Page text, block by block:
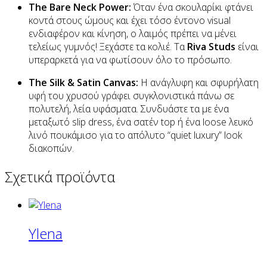
The Bare Neck Power:Όταν ένα σκουλαρίκι φτάνει
κοντά στους ώμους και έχει τόσο έντονο visual
ενδιαφέρον και κίνηση, ο λαιμός πρέπει να μένει
τελείως γυμνός! Ξεχάστε τα κολιέ. ΤαRiva Studs είναι
υπεραρκετά για να φωτίσουν όλο το πρόσωπο.
The Silk & Satin Canvas: Η ανάγλυφη και σφυρήλατη
υφή του χρυσού γράφει συγκλονιστικά πάνω σε
πολυτελή, λεία υφάσματα. Συνδυάστε τα με ένα
μεταξωτό slip dress, ένα σατέν top ή ένα loose λευκό
λινό πουκάμισο για το απόλυτο “quiet luxury” look
διακοπών.
Σχετικά προϊόντα
Ylena